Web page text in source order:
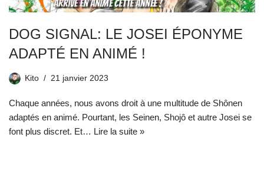
DOG SIGNAL: LE JOSEI ÉPONYME
ADAPTÉ EN ANIMÉ !
Kito 21 janvier 2023
Chaque années, nous avons droit à une multitude de Shônen
adaptés en animé. Pourtant, les Seinen, Shojô et autre Josei se
font plus discret. Et… Lire la suite »